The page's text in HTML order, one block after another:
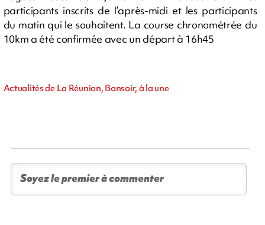
participants inscrits de l’après-midi et les participants
du matin qui le souhaitent. La course chronométrée du
10km a été confirmée avec un départ à 16h45
Actualités de La Réunion, Bonsoir, à la une